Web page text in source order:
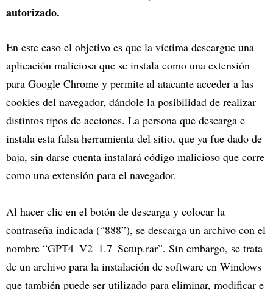
autorizado.
En este caso el objetivo es que la víctima descargue una
aplicación maliciosa que se instala como una extensión
para Google Chrome y permite al atacante acceder a las
cookies del navegador, dándole la posibilidad de realizar
distintos tipos de acciones. La persona que descarga e
instala esta falsa herramienta del sitio, que ya fue dado de
baja, sin darse cuenta instalará código malicioso que corre
como una extensión para el navegador.
Al hacer clic en el botón de descarga y colocar la
contraseña indicada (“888”), se descarga un archivo con el
nombre “GPT4_V2_1.7_Setup.rar”. Sin embargo, se trata
de un archivo para la instalación de software en Windows
que también puede ser utilizado para eliminar, modificar e